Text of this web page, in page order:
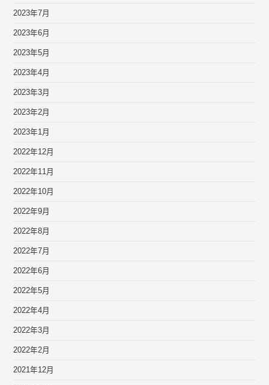
2023年7月
2023年6月
2023年5月
2023年4月
2023年3月
2023年2月
2023年1月
2022年12月
2022年11月
2022年10月
2022年9月
2022年8月
2022年7月
2022年6月
2022年5月
2022年4月
2022年3月
2022年2月
2021年12月